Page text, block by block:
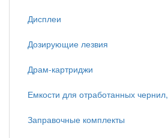
Дисплеи
Дозирующие лезвия
Драм-картриджи
Емкости для отработанных чернил,
Заправочные комплекты